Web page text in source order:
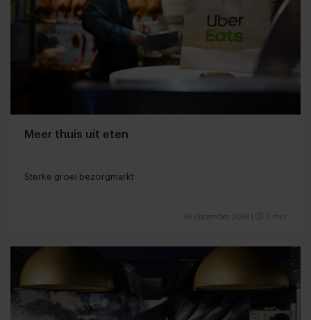
Meer thuis uit eten
Sterke groei bezorgmarkt
16 december 2018 2 min